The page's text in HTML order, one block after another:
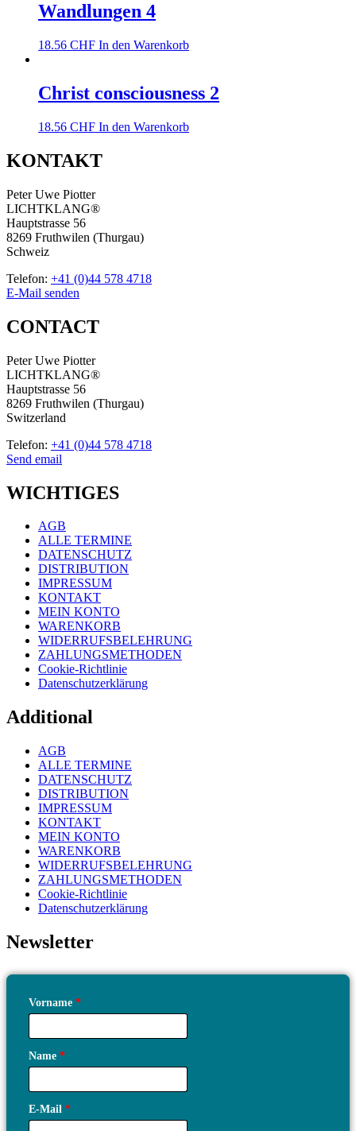
Wandlungen 4
18.56 CHF In den Warenkorb
Christ consciousness 2
18.56 CHF In den Warenkorb
KONTAKT
Peter Uwe Piotter
LICHTKLANG®
Hauptstrasse 56
8269 Fruthwilen (Thurgau)
Schweiz
Telefon: +41 (0)44 578 4718
E-Mail senden
CONTACT
Peter Uwe Piotter
LICHTKLANG®
Hauptstrasse 56
8269 Fruthwilen (Thurgau)
Switzerland
Telefon: +41 (0)44 578 4718
Send email
WICHTIGES
AGB
ALLE TERMINE
DATENSCHUTZ
DISTRIBUTION
IMPRESSUM
KONTAKT
MEIN KONTO
WARENKORB
WIDERRUFSBELEHRUNG
ZAHLUNGSMETHODEN
Cookie-Richtlinie
Datenschutzerklärung
Additional
AGB
ALLE TERMINE
DATENSCHUTZ
DISTRIBUTION
IMPRESSUM
KONTAKT
MEIN KONTO
WARENKORB
WIDERRUFSBELEHRUNG
ZAHLUNGSMETHODEN
Cookie-Richtlinie
Datenschutzerklärung
Newsletter
Vorname *
Name *
E-Mail *